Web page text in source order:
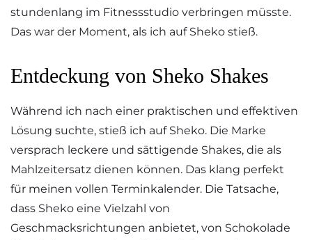
stundenlang im Fitnessstudio verbringen müsste.
Das war der Moment, als ich auf Sheko stieß.
Entdeckung von Sheko Shakes
Während ich nach einer praktischen und effektiven
Lösung suchte, stieß ich auf Sheko. Die Marke
versprach leckere und sättigende Shakes, die als
Mahlzeitersatz dienen können. Das klang perfekt
für meinen vollen Terminkalender. Die Tatsache,
dass Sheko eine Vielzahl von
Geschmacksrichtungen anbietet, von Schokolade